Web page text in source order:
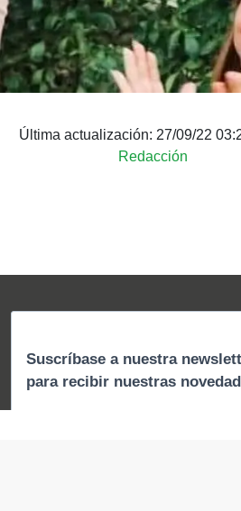
Última actualización: 27/09/22
Redacción